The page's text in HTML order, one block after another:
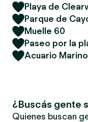
Playa de
Parque de
Muelle 60
Paseo por la
Acuario
¿Buscás gente
Quienes buscan